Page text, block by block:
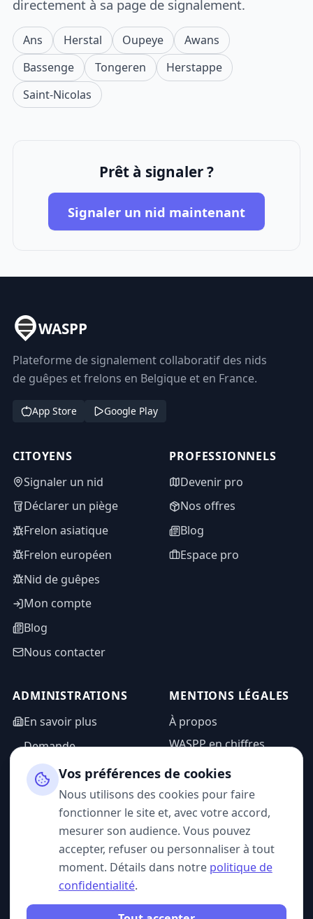
directement à sa page de signalement.
Ans Herstal Oupeye
Awans
Bassenge
Tongeren
Herstappe
Saint-Nicolas
Prêt à signaler ?
Signaler un nid maintenant
WASPP
Plateforme de signalement collaboratif des nids
de guêpes et frelons en Belgique et en France.
App Store Google Play
CITOYENS
Signaler un nid
Déclarer un piège
Frelon asiatique
Frelon européen
Nid de guêpes
Mon compte
Blog
Nous contacter
PROFESSIONNELS
Devenir pro
Nos offres
Blog
Espace pro
ADMINISTRATIONS
En savoir plus
Demande
d'information
Espace admin
MENTIONS LÉGALES
À propos
WASPP en chiffres
Mentions légales
Politique de
confidentialité
CGU
SUIVEZ-NOUS
Vos préférences de cookies
Nous utilisons des cookies pour faire
fonctionner le site et, avec votre accord,
mesurer son audience. Vous pouvez
accepter, refuser ou personnaliser à tout
moment. Détails dans notre politique de
confidentialité.